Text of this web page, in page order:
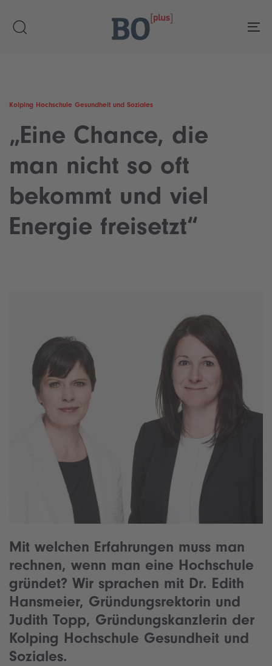
links
content
Kolping Hochschule Gesundheit und Soziales
„Eine Chance, die
man nicht so oft
bekommt und viel
Energie freisetzt“
Mit welchen Erfahrungen muss man
rechnen, wenn man eine Hochschule
gründet? Wir sprachen mit Dr. Edith
Hansmeier, Gründungsrektorin und
Judith Topp, Gründungskanzlerin der
Kolping Hochschule Gesundheit und
Soziales.